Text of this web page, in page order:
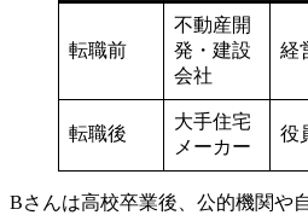
転職前
不動産開
発・建設
会社
経
転職後
大手住宅
メーカー
役
Bさんは高校卒業後、公的機関や